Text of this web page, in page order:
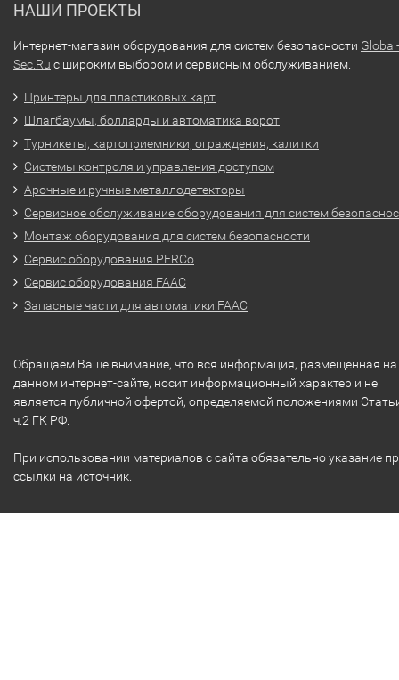
НАШИ ПРОЕКТЫ
Интернет-магазин оборудования для систем безопасности Global-
Sec.Ru с широким выбором и сервисным обслуживанием.
Принтеры для пластиковых карт
Шлагбаумы, болларды и автоматика ворот
Турникеты, картоприемники, ограждения, калитки
Системы контроля и управления доступом
Арочные и ручные металлодетекторы
Сервисное обслуживание оборудования для систем
Монтаж оборудования для систем безопасности
Сервис оборудования PERCo
Сервис оборудования FAAC
Запасные части для автоматики FAAC
Обращаем Ваше внимание, что вся информация, размещенная на
данном интернет-сайте, носит информационный характер и не
является публичной офертой, определяемой положениями
ч.2 ГК РФ.
При использовании материалов с сайта обязательно указание
ссылки на источник.